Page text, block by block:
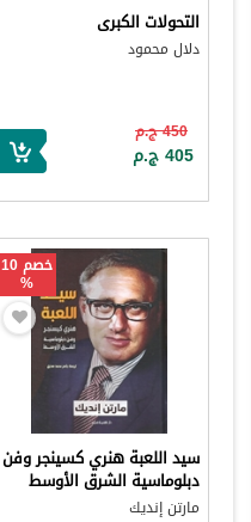
التحولات الكبرى
دلال محمود
450 ج.م
405 ج.م
خصم 10
%
سيد اللعبة هنري كسينجر وفن
دبلوماسية الشرق الأوسط
مارتن إنديك